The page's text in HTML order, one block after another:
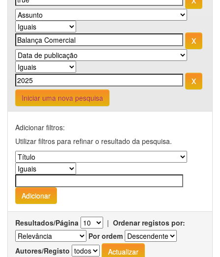
Iniciar uma nova pesquisa
Adicionar filtros:
Utilizar filtros para refinar o resultado da pesquisa.
Resultados/Página | Ordenar registos por:
Por ordem
Autores/Registo